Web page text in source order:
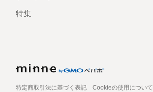
特集
特定商取引法に基づく表記 Cookieの使用について